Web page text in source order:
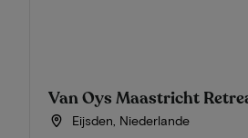
Van Oys Maastricht
Eijsden, Niederlande